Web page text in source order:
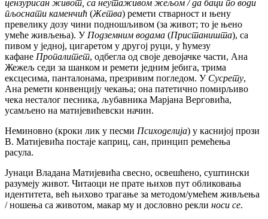
цензурисан живот, са неутаживом жељом / да баци по води
пљоснати каменчић (Жетва) ремети стварност и њену
превелику дозу чини подношљивом (за живот; то је њено
умеће живљења). У Подземним водама (Пристаништа), са
пивом у једној, цигаретом у другој руци, у ћумезу
кафане Пропалитет, одбегла од своје девојачке части, Ана
Жежељ седи за шанком и ремети једним јебига, трима
ексцесима, панталонама, презривим погледом. У Сусрету,
Ана ремети конвенцију чекања; она патетично помирљиво
чека несталог песника, љубавника Марјана Верговића,
усамљено на матијевићевски начин.
Неминовно (кроки лик у песми Психоделија) у каснијој прози
В. Матијевића постаје каприц, сан, принцип ремећења
расула.
Јунаци Владана Матијевића свесно, освешћено, суштински
разумеју живот. Читаоци не прате њихов пут обликовања
идентитета, већ њихово трагање за методом/умећем живљења
/ ношења са животом, макар му и дословно рекли носи се.